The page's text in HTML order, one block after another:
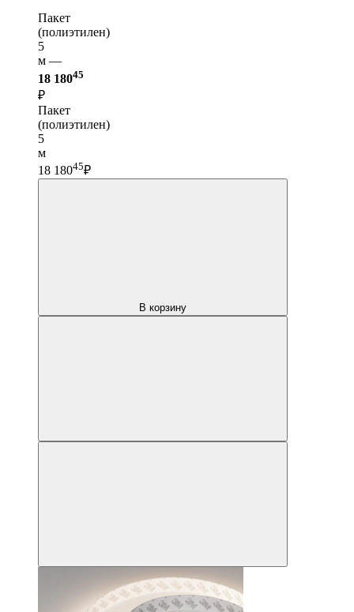
Пакет
(полиэтилен)
5
м —
18 18045
₽
Пакет
(полиэтилен)
5
м
18 18045₽
В корзину